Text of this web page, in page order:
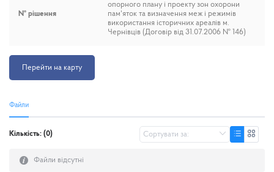
№ рішення
опорного плану і проекту зон охорони
пам'яток та визначення меж і режимів
використання історичних ареалів м.
Чернівців (Договір від 31.07.2006 № 146)
Перейти на карту
Файли
Кількість: (0)
Файли відсутні